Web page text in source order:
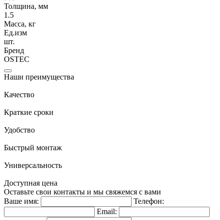
Толщина, мм
1.5
Масса, кг
Ед.изм
шт.
Бренд
OSTEC
Наши преимущества
Качество
Краткие сроки
Удобство
Быстрый монтаж
Универсальность
Доступная цена
Оставьте свои контакты и мы свяжемся с вами
Ваше имя:
Телефон:
Email: